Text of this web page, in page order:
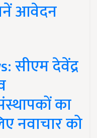
आवेदन
सीएम देवेंद्र
का
नवाचार को